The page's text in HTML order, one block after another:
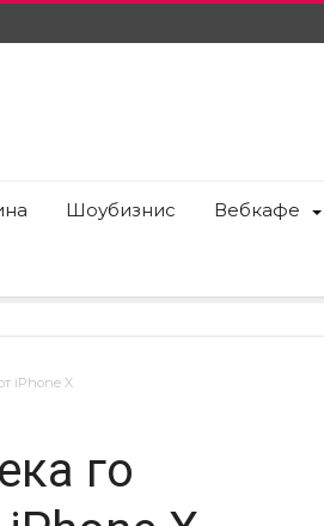
Шоубизнис Вебкафе
iPhone X
го